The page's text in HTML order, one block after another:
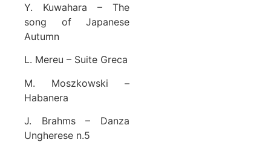
Y. Kuwahara – The
song of Japanese
Autumn
L. Mereu – Suite Greca
M. Moszkowski –
Habanera
J. Brahms – Danza
Ungherese n.5